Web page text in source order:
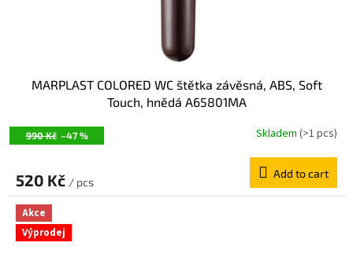
990 Kč –47 %
MARPLAST COLORED WC štětka závěsná, ABS, Soft
Touch, hnědá A65801MA
Skladem (>1 pcs)
520 Kč / pcs
Add to cart
Akce
Výprodej